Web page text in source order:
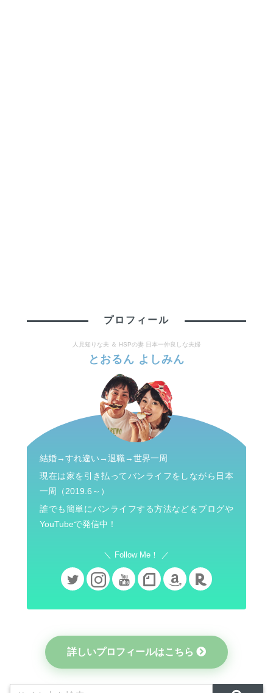
プロフィール
人見知りな夫 ＆ HSPの妻 日本一仲良しな夫婦
とおるん よしみん
結婚→すれ違い→退職→世界一周
現在は家を引き払ってバンライフをしながら日本
一周（2019.6～）
誰でも簡単にバンライフする方法などをブログや
YouTubeで発信中！
Follow Me！
詳しいプロフィールはこちら